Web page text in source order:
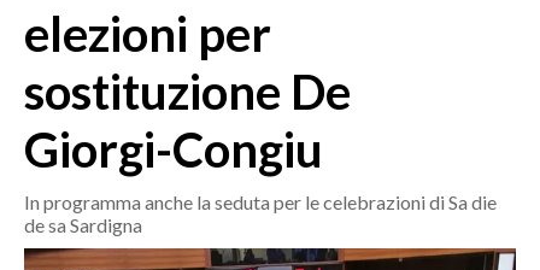
GALLURA
NUORO E PROVINCIA
OGLIASTRA
AGENDA
CRONACA
ITALIA
elezioni per
sostituzione De
Giorgi-Congiu
In programma anche la seduta per le celebrazioni di Sa die
de sa Sardigna